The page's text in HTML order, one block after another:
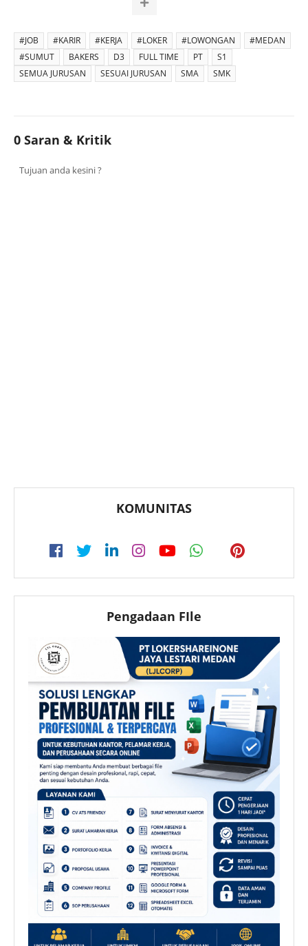
#JOB #KARIR #KERJA #LOKER #LOWONGAN
#MEDAN
#SUMUT
BAKERS D3 FULL TIME PT
S1
SEMUA JURUSAN
SESUAI JURUSAN SMA SMK
0 Saran & Kritik
Tujuan anda kesini ?
KOMUNITAS
Pengadaan FIle